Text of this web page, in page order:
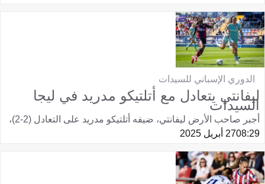
الدوري الإسباني للسيدات
ليفانتي يتعادل مع أتلتيكو مدريد في ليجا
السيدات
أجبر صاحب الأرض ليفانتي، ضيفه أتلتيكو مدريد على التعادل (2-2)،
08:2927 أبريل 2025